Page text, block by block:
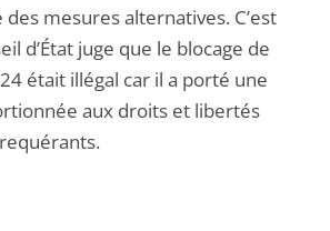
mesures alternatives. C’est
d’État juge que le blocage de
était illégal car il a porté une
aux droits et libertés